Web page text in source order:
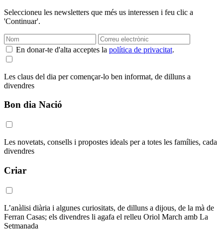
Seleccioneu les newsletters que més us interessen i feu clic a
'Continuar'.
En donar-te d'alta acceptes la política de privacitat.
Les claus del dia per començar-lo ben informat, de dilluns a
divendres
Bon dia Nació
Les novetats, consells i propostes ideals per a totes les famílies, cada
divendres
Criar
L’anàlisi diària i algunes curiositats, de dilluns a dijous, de la mà de
Ferran Casas; els divendres li agafa el relleu Oriol March amb La
Setmanada